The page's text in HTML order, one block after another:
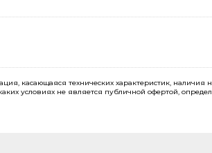
касающаяся технических характеристик, наличия
условиях не является публичной офертой,